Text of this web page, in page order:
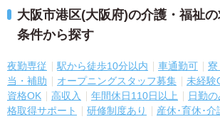
大阪市港区(大阪府)の介護・福祉
条件から探す
夜勤専従 駅から徒歩10分以内 車通勤可 寮
当・補助
オープニングスタッフ募集 未経験
資格OK
高収入 年間休日110日以上 日勤の
格取得サポート
研修制度あり
産休･育休･介